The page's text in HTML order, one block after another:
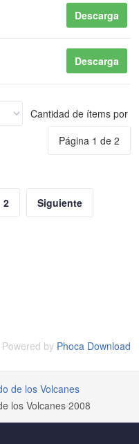
Descarga
Descarga
Cantidad de ítems por
Página 1 de 2
2 Siguiente
Powered by Phoca Download
de los Volcanes
los Volcanes 2008